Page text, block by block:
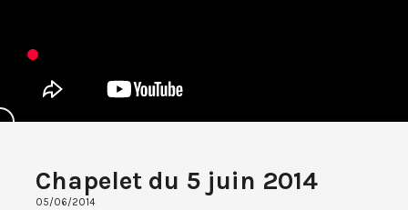
Chapelet du 5 juin 2014
05/06/2014